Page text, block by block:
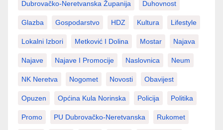
Dubrovačko-Neretvanska Županija Duhovnost
Glazba Gospodarstvo HDZ Kultura Lifestyle
Lokalni Izbori Metković I Dolina Mostar Najava
Najave Najave I Promocije Naslovnica Neum
NK Neretva Nogomet Novosti Obavijest
Opuzen Općina Kula Norinska Policija Politika
Promo PU Dubrovačko-Neretvanska Rukomet